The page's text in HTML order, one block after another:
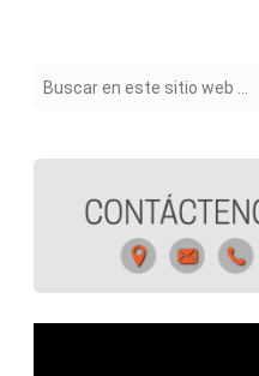
Formulario de búsqueda